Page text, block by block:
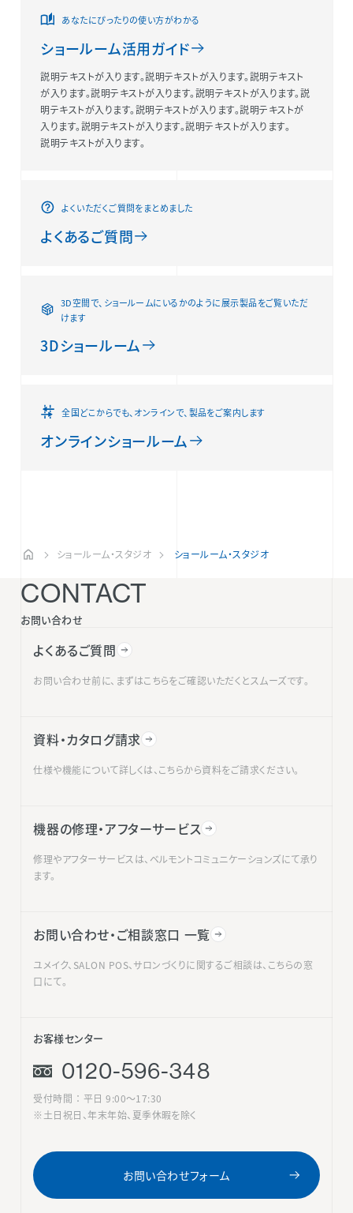
あなたにぴったりの使い方がわかる
ショールーム活用ガイド
説明テキストが入ります。説明テキストが入ります。説明テキスト
が入ります。説明テキストが入ります。説明テキストが入ります。説
明テキストが入ります。説明テキストが入ります。説明テキストが
入ります。説明テキストが入ります。説明テキストが入ります。
説明テキストが入ります。
よくいただくご質問をまとめました
よくあるご質問
3D空間で、ショールームにいるかのように展示製品をご覧いただ
けます
3Dショールーム
全国どこからでも、オンラインで、製品をご案内します
オンラインショールーム
ショールーム・スタジオ ショールーム・スタジオ
CONTACT
お問い合わせ
よくあるご質問
お問い合わせ前に、まずはこちらをご確認いただくとスムーズです。
資料・カタログ請求
仕様や機能について詳しくは、こちらから資料をご請求ください。
機器の修理・アフターサービス
修理やアフターサービスは、ベルモントコミュニケーションズにて承り
ます。
お問い合わせ・ご相談窓口 一覧
ユメイク、SALON POS、サロンづくりに関するご相談は、こちらの窓
口にて。
お客様センター
0120-596-348
受付時間 ： 平日 9:00〜17:30
※土日祝日、年末年始、夏季休暇を除く
お問い合わせフォーム